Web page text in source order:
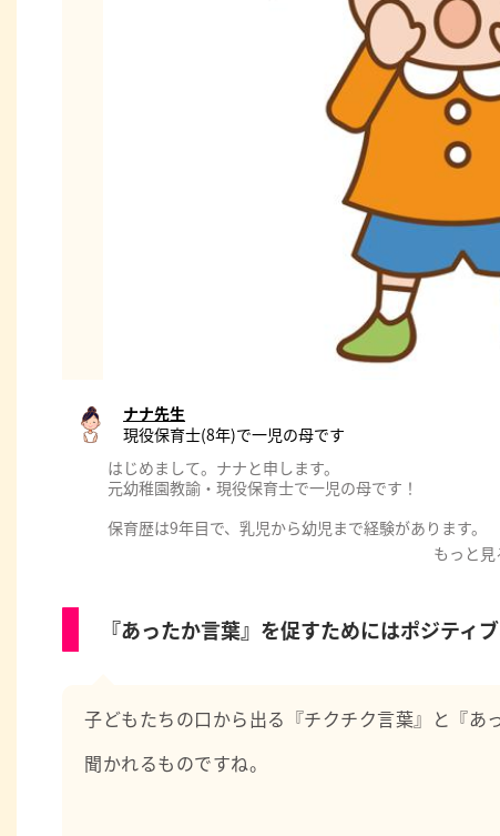
ナナ先生
現役保育士(8年)で一児の母です
はじめまして。ナナと申します。
元幼稚園教諭・現役保育士で一児の母です！
保育歴は9年目で、乳児から幼児まで経験があります。
また、大学時代にはグループホームでアルバイトして
様々な経験を活かして、子どもとの関わり方について発
もっと見
『あったか言葉』を促すためにはポジティ
子どもたちの口から出る『チクチク言葉』と『あ
聞かれるものですね。